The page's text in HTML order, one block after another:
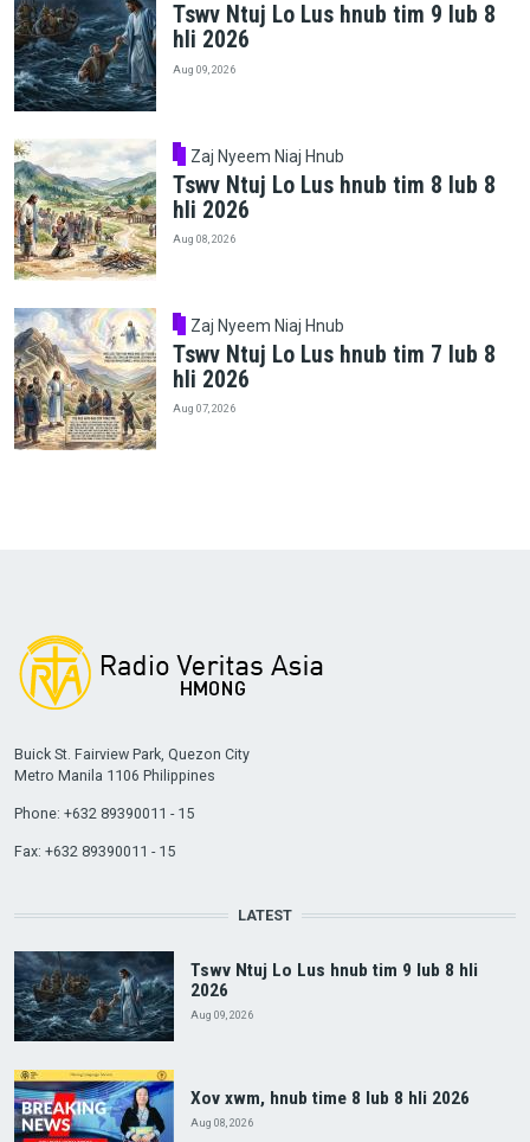
Tswv Ntuj Lo Lus hnub tim 9 lub 8
hli 2026
Aug 09, 2026
Zaj Nyeem Niaj Hnub
Tswv Ntuj Lo Lus hnub tim 8 lub 8
hli 2026
Aug 08, 2026
Zaj Nyeem Niaj Hnub
Tswv Ntuj Lo Lus hnub tim 7 lub 8
hli 2026
Aug 07, 2026
Buick St. Fairview Park, Quezon City
Metro Manila 1106 Philippines
Phone: +632 89390011 - 15
Fax: +632 89390011 - 15
LATEST
Tswv Ntuj Lo Lus hnub tim 9 lub 8 hli
2026
Aug 09, 2026
Xov xwm, hnub time 8 lub 8 hli 2026
Aug 08, 2026